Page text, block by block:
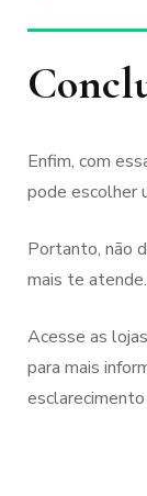
Enfim, com
pode escolher
Portanto, não
mais te atende.
Acesse as
para mais